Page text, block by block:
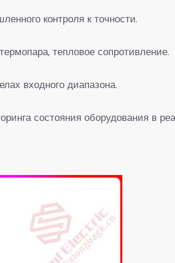
контроля к точности.
тепловое сопротивление.
входного диапазона.
состояния оборудования в